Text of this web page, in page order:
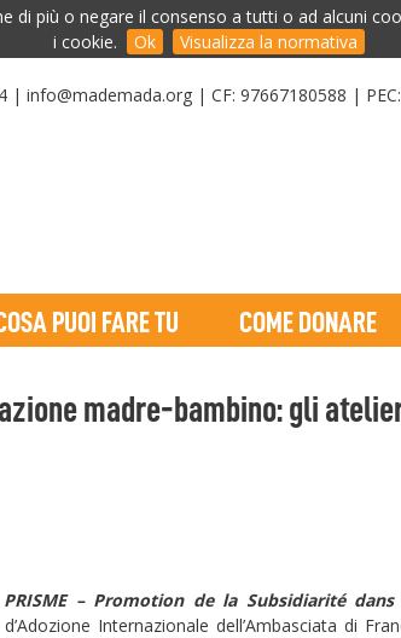
di più o negare il consenso a tutti o ad alcuni
i cookie.
Ok Visualizza la normativa
| info@mademada.org | CF: 97667180588 |
PUOI FARE TU COME DONARE
madre-bambino: gli
PRISME – Promotion de la Subsidiarité
Internazionale dell’Ambasciata di